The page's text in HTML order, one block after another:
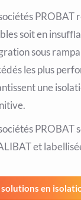
PROBAT
soit en
sous
les plus
une
PROBAT
et
solutions en